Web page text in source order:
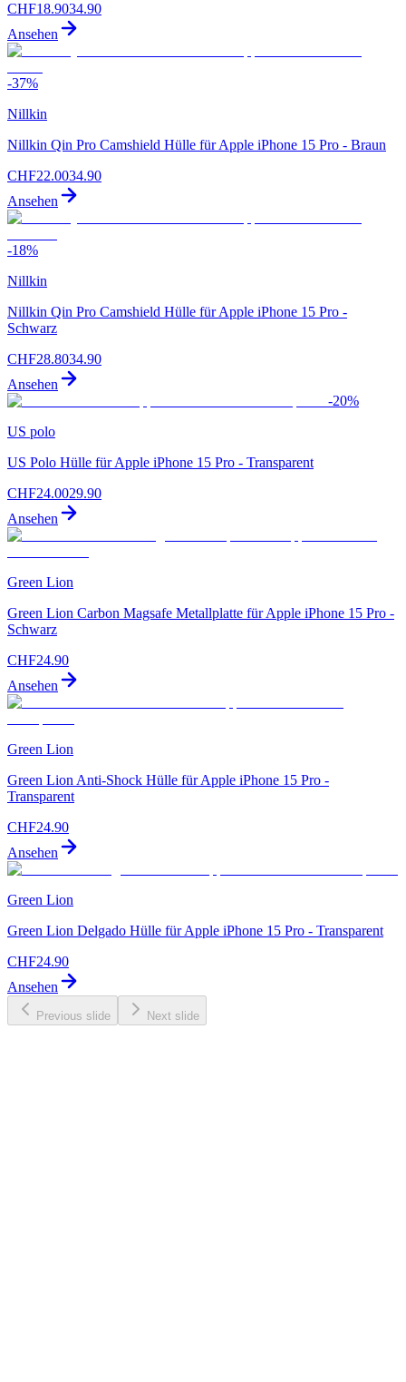
CHF18.9034.90
Ansehen
-37%
Nillkin
Nillkin Qin Pro Camshield Hülle für Apple iPhone 15 Pro - Braun
CHF22.0034.90
Ansehen
-18%
Nillkin
Nillkin Qin Pro Camshield Hülle für Apple iPhone 15 Pro -
Schwarz
CHF28.8034.90
Ansehen
-20%
US polo
US Polo Hülle für Apple iPhone 15 Pro - Transparent
CHF24.0029.90
Ansehen
Green Lion
Green Lion Carbon Magsafe Metallplatte für Apple iPhone 15 Pro -
Schwarz
CHF24.90
Ansehen
Green Lion
Green Lion Anti-Shock Hülle für Apple iPhone 15 Pro -
Transparent
CHF24.90
Ansehen
Green Lion
Green Lion Delgado Hülle für Apple iPhone 15 Pro - Transparent
CHF24.90
Ansehen
Previous slide Next slide